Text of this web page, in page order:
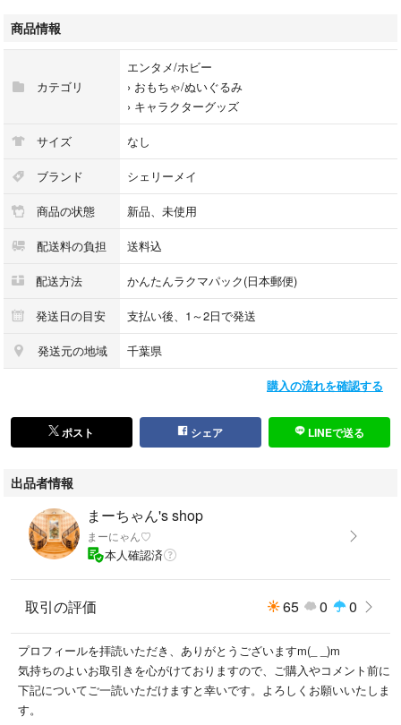
【状態】
新品未使用・タグ付きです。
とてもきれいな状態ですので、安心してお迎えいただけると思います。
自宅保管品にご理解のうえ、ご検討いただけますと嬉しいです。
【その他】
◉コメント中でも先にご購入された方を優先いたします。
◉ 他サイトにも出品しているため、予告なく削除・キャンセルとなる場合
がございます。
◉返品はお受けできませんので、ご不明な点は購入前にご質問ください。
◉文章の転載は規約違反のため、見つけ次第事務局に通報いたします。
◉プロフをご確認のうえ、コメントやご購入をお願いします。
【検索ワード】
#ダッフィー
#シェリーメイ
#クッキーアン
#オルメル
#ショルダーバッグ
#コスチューム
#ワンダフルヴォヤッジ
#ワンダフル
#TDR
#TDS
#スターリードリームス
#20周年
#タイムトゥシャイ
商品情報
カテゴリ
エンタメ/ホビー
› おもちゃ/ぬいぐるみ
› キャラクターグッズ
サイズ なし
ブランド シェリーメイ
商品の状態 新品、未使用
配送料の負担 送料込
配送方法 かんたんラクマパック(日本郵便)
発送日の目安 支払い後、1～2日で発送
発送元の地域 千葉県
購入の流れを確認する
ポスト シェア LINEで送る
出品者情報
まーちゃん's shop
まーにゃん♡
本人確認済
取引の評価 65 0 0
プロフィールを拝読いただき、ありがとうございますm(_ _)m
気持ちのよいお取引きを心がけておりますので、ご購入やコメント前に
下記についてご一読いただけますと幸いです。よろしくお願いいたしま
す。